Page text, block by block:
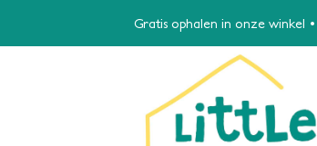
Gratis ophalen in onze winkel